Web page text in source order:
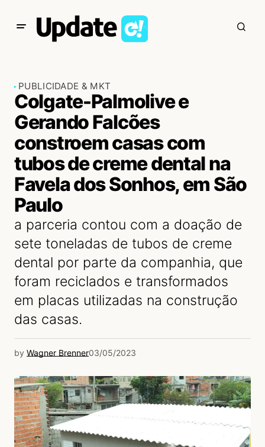
PUBLICIDADE & MKT
Colgate-Palmolive e
Gerando Falcões
constroem casas com
tubos de creme dental na
Favela dos Sonhos, em São
Paulo
a parceria contou com a doação de
sete toneladas de tubos de creme
dental por parte da companhia, que
foram reciclados e transformados
em placas utilizadas na construção
das casas.
by Wagner Brenner03/05/2023